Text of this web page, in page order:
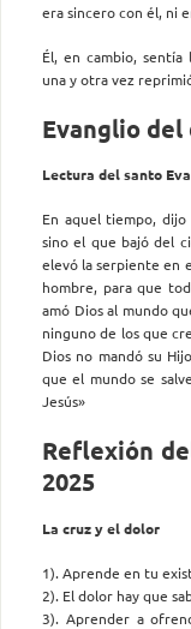
era sincero con él, ni
Él, en cambio,
una y otra vez
Evanglio del
Lectura del santo
En aquel tiempo,
sino el que bajó del
elevó la serpiente en
hombre, para que
amó Dios al mundo
ninguno de los que
Dios no mandó su
que el mundo se
Jesús»
Reflexión
2025
La cruz y el dolor
1). Aprende en tu
2). El dolor hay que
3). Aprender a